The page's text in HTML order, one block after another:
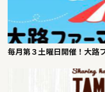
毎月第３土曜日開催！大路